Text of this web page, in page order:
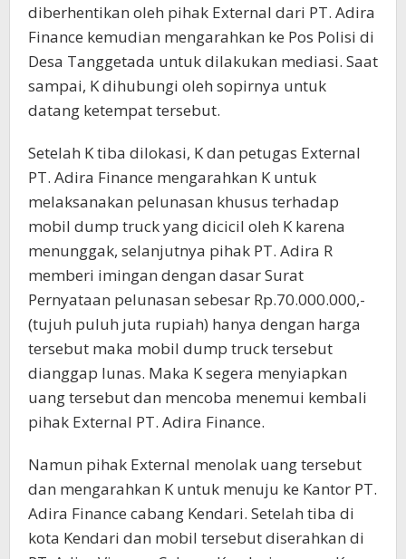
diberhentikan oleh pihak External dari PT. Adira
Finance kemudian mengarahkan ke Pos Polisi di
Desa Tanggetada untuk dilakukan mediasi. Saat
sampai, K dihubungi oleh sopirnya untuk
datang ketempat tersebut.
Setelah K tiba dilokasi, K dan petugas External
PT. Adira Finance mengarahkan K untuk
melaksanakan pelunasan khusus terhadap
mobil dump truck yang dicicil oleh K karena
menunggak, selanjutnya pihak PT. Adira R
memberi imingan dengan dasar Surat
Pernyataan pelunasan sebesar Rp.70.000.000,-
(tujuh puluh juta rupiah) hanya dengan harga
tersebut maka mobil dump truck tersebut
dianggap lunas. Maka K segera menyiapkan
uang tersebut dan mencoba menemui kembali
pihak External PT. Adira Finance.
Namun pihak External menolak uang tersebut
dan mengarahkan K untuk menuju ke Kantor PT.
Adira Finance cabang Kendari. Setelah tiba di
kota Kendari dan mobil tersebut diserahkan di